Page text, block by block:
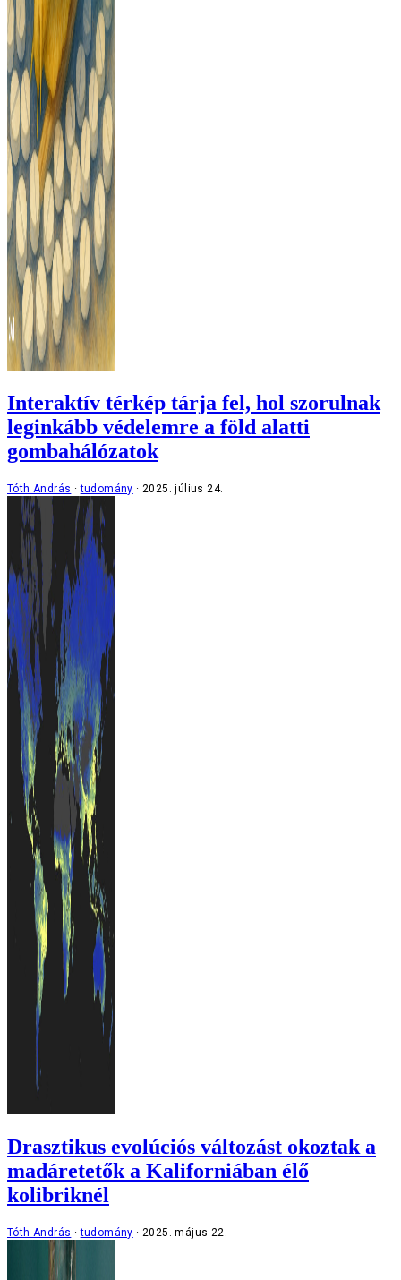
Interaktív térkép tárja fel, hol szorulnak
leginkább védelemre a föld alatti
gombahálózatok
Tóth András tudomány 2025. július 24.
Drasztikus evolúciós változást okoztak a
madáretetők a Kaliforniában élő
kolibriknél
Tóth András tudomány 2025. május 22.